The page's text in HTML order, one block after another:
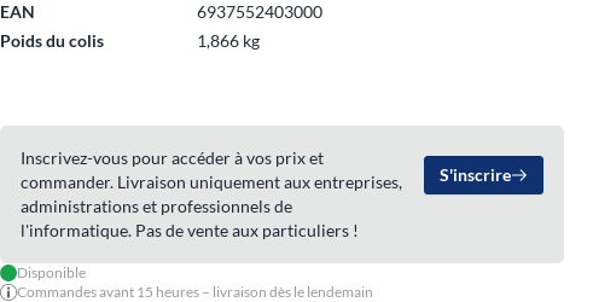
EAN
6937552403000
Poids du colis
1,866 kg
Inscrivez-vous pour accéder à vos prix et
commander. Livraison uniquement aux entreprises,
administrations et professionnels de
l'informatique. Pas de vente aux particuliers !
S'inscrire
Disponible
Commandes avant 15 heures – livraison dès le lendemain